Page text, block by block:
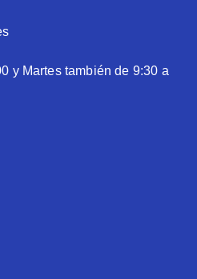
y Martes también de 9:30 a